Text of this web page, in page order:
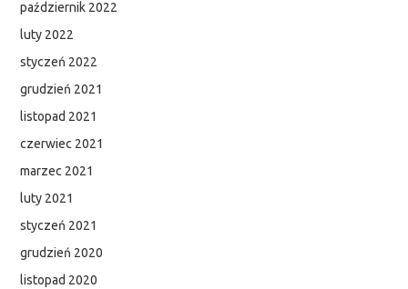
październik 2022
luty 2022
styczeń 2022
grudzień 2021
listopad 2021
czerwiec 2021
marzec 2021
luty 2021
styczeń 2021
grudzień 2020
listopad 2020